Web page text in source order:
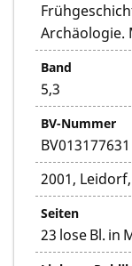
Archäologie.
Band
5,3
BV-Nummer
BV013177631
2001,
Seiten
23 lose Bl. in